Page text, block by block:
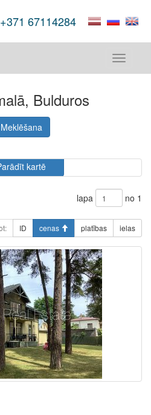
+371 67114284
Toggle
Bulduros
kartē
lapa no 1
ID cenas platības ielas